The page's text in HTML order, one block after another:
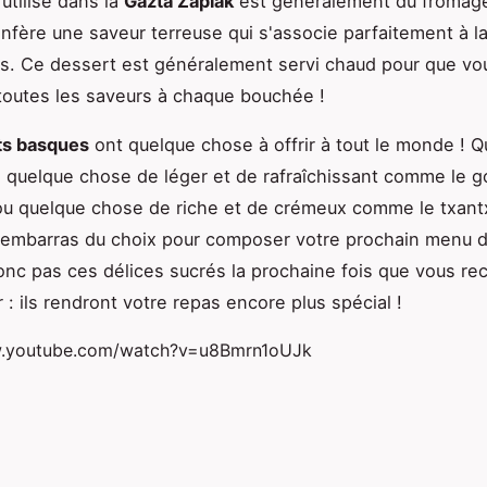
une saveur terreuse qui s'associe parfaitement à
Ce dessert est généralement servi chaud pour que
les saveurs à chaque bouchée !
basques ont quelque chose à offrir à tout le monde !
quelque chose de léger et de rafraîchissant comme le
quelque chose de riche et de crémeux comme le
du choix pour composer votre prochain menu
pas ces délices sucrés la prochaine fois que vous
: ils rendront votre repas encore plus spécial !
watch?v=u8Bmrn1oUJk